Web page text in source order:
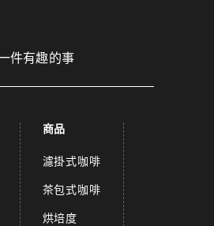
件有趣的事
商品
濾掛式咖啡
茶包式咖啡
烘培度